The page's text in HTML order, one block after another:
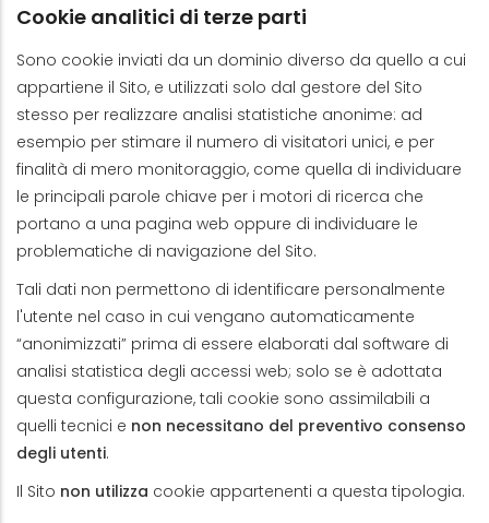
Cookie analitici di terze parti
Sono cookie inviati da un dominio diverso da quello a cui
appartiene il Sito, e utilizzati solo dal gestore del Sito
stesso per realizzare analisi statistiche anonime: ad
esempio per stimare il numero di visitatori unici, e per
finalità di mero monitoraggio, come quella di individuare
le principali parole chiave per i motori di ricerca che
portano a una pagina web oppure di individuare le
problematiche di navigazione del Sito.
Tali dati non permettono di identificare personalmente
l'utente nel caso in cui vengano automaticamente
“anonimizzati” prima di essere elaborati dal software di
analisi statistica degli accessi web; solo se è adottata
questa configurazione, tali cookie sono assimilabili a
quelli tecnici e non necessitano del preventivo consenso
degli utenti.
Il Sito non utilizza cookie appartenenti a questa tipologia.